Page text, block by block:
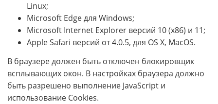
Linux;
Microsoft Edge для Windows;
Microsoft Internet Explorer версий 10 (x86) и 11;
Apple Safari версий от 4.0.5, для OS X, MacOS.
В браузере должен быть отключен блокировщик
всплывающих окон. В настройках браузера должно
быть разрешено выполнение JavaScript и
использование Cookies.